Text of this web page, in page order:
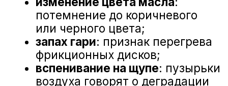
Какое масло заливать в
АКПП Nissan
Оригинальные спецификации
полная поломка АКПП с
необходимостью капитального
ремонта.